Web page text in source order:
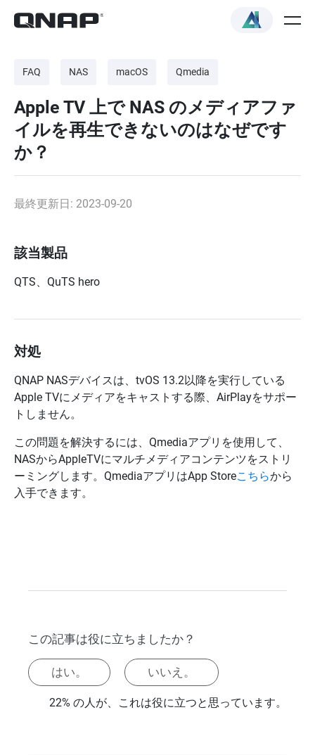
FAQ NAS macOS Qmedia
Apple TV 上で NAS のメディアファ
イルを再生できないのはなぜです
か？
最終更新日: 2023-09-20
該当製品
QTS、QuTS hero
対処
QNAP NASデバイスは、tvOS 13.2以降を実行している
Apple TVにメディアをキャストする際、AirPlayをサポー
トしません。
この問題を解決するには、Qmediaアプリを使用して、
NASからAppleTVにマルチメディアコンテンツをストリ
ーミングします。QmediaアプリはApp Storeこちらから
入手できます。
この記事は役に立ちましたか？
はい。 いいえ。
22% の人が、これは役に立つと思っています。